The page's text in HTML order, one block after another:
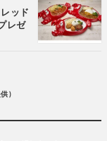
ッド
レゼ
)